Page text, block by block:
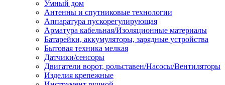
Умный дом
Антенны и спутниковые технологии
Аппаратура пускорегулирующая
Арматура кабельная/Изоляционные материалы
Батарейки, аккумуляторы, зарядные устройства
Бытовая техника мелкая
Датчики/сенсоры
Двигатели ворот, рольставен/Насосы/Вентиляторы
Изделия крепежные